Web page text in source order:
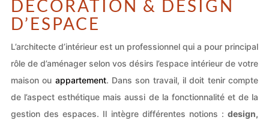
DÉCORATION & DESIGN
D’ESPACE
L’architecte d’intérieur est un professionnel qui a pour principal
rôle de d’aménager selon vos désirs l’espace intérieur de votre
maison ou appartement. Dans son travail, il doit tenir compte
de l’aspect esthétique mais aussi de la fonctionnalité et de la
gestion des espaces. Il intègre différentes notions : design,